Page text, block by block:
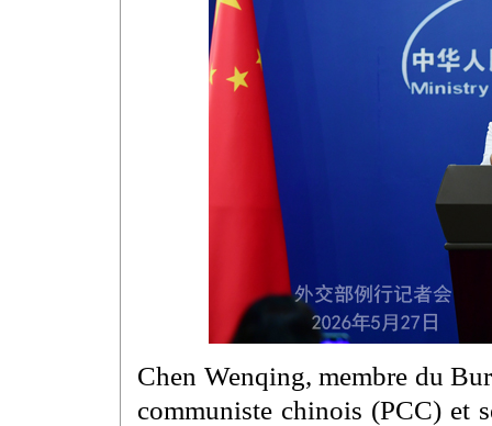
Chen Wenqing, membre du
communiste chinois (PCC) et